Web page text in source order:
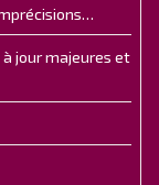
à jour majeures et